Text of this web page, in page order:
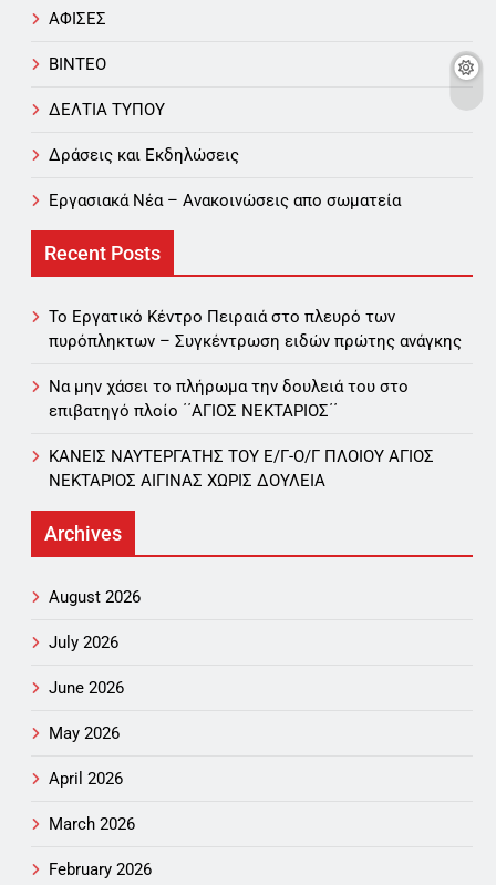
ΑΦΙΣΕΣ
ΒΙΝΤΕΟ
ΔΕΛΤΙΑ ΤΥΠΟΥ
Δράσεις και Εκδηλώσεις
Εργασιακά Νέα – Aνακοινώσεις απο σωματεία
Recent Posts
Το Εργατικό Κέντρο Πειραιά στο πλευρό των
πυρόπληκτων – Συγκέντρωση ειδών πρώτης ανάγκης
Να μην χάσει το πλήρωμα την δουλειά του στο
επιβατηγό πλοίο ΄΄ΑΓΙΟΣ ΝΕΚΤΑΡΙΟΣ΄΄
ΚΑΝΕΙΣ ΝΑΥΤΕΡΓΑΤΗΣ TOY Ε/Γ-Ο/Γ ΠΛΟΙΟY ΑΓΙΟΣ
ΝΕΚΤΑΡΙΟΣ ΑΙΓΙΝΑΣ ΧΩΡΙΣ ΔΟΥΛΕΙΑ
Archives
August 2026
July 2026
June 2026
May 2026
April 2026
March 2026
February 2026